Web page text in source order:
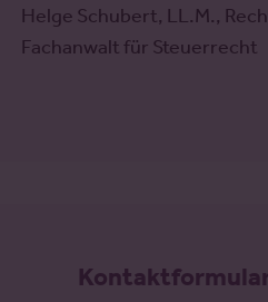
Helge Schubert, LL.M.,
Fachanwalt für Steuerrecht
Kontaktformular